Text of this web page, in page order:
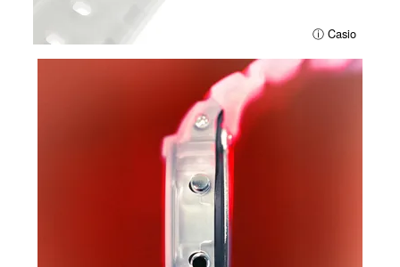
ⓘ Casio